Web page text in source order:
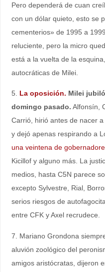
Pero dependerá de cuan
con un dólar quieto, esto se
cementerios» de 1995 a
reluciente, pero la micro
está a la vuelta de la
autocráticas de Milei.
5. La oposición. Milei
domingo pasado. Alfonsín,
Carrió, hirió antes de nacer
y dejó apenas respirando a
una veintena de
Kicillof y alguno más. La
medios, hasta C5N parece
excepto Sylvestre, Rial,
serios riesgos de
entre CFK y Axel recrudece.
7. Mariano Grondona
aluvión zoológico del
amigos aristócratas, dijeron